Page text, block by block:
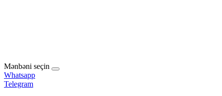
Mənbəni seçin
Whatsapp
Telegram